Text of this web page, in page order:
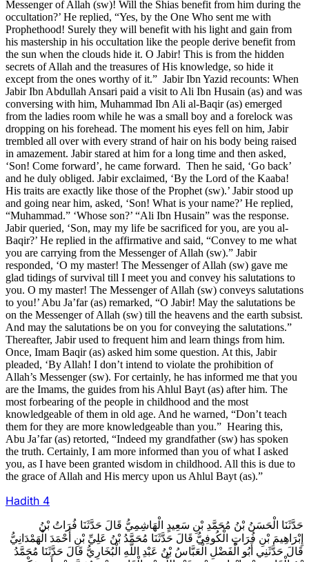
Messenger of Allah (sw)! Will the Shias benefit from him during the
occultation?’ He replied, “Yes, by the One Who sent me with
Prophethood! Surely they will benefit with his light and gain from
his mastership in his occultation like the people derive benefit from
the sun when the clouds hide it. O Jabir! This is from the hidden
secrets of Allah and the treasures of His knowledge, so hide it
except from the ones worthy of it.” Jabir Ibn Yazid recounts: When
Jabir Ibn Abdullah Ansari paid a visit to Ali Ibn Husain (as) and was
conversing with him, Muhammad Ibn Ali al-Baqir (as) emerged
from the ladies room while he was a small boy and a forelock was
dropping on his forehead. The moment his eyes fell on him, Jabir
trembled all over with every strand of hair on his body being raised
in amazement. Jabir stared at him for a long time and then asked,
‘Son! Come forward’, he came forward. Then he said, ‘Go back’
and he duly obliged. Jabir exclaimed, ‘By the Lord of the Kaaba!
His traits are exactly like those of the Prophet (sw).’ Jabir stood up
and going near him, asked, ‘Son! What is your name?’ He replied,
“Muhammad.” ‘Whose son?’ “Ali Ibn Husain” was the response.
Jabir queried, ‘Son, may my life be sacrificed for you, are you al-
Baqir?’ He replied in the affirmative and said, “Convey to me what
you are carrying from the Messenger of Allah (sw).” Jabir
responded, ‘O my master! The Messenger of Allah (sw) gave me
glad tidings of survival till I meet you and convey his salutations to
you. O my master! The Messenger of Allah (sw) conveys salutations
to you!’ Abu Ja’far (as) remarked, “O Jabir! May the salutations be
on the Messenger of Allah (sw) till the heavens and the earth subsist.
And may the salutations be on you for conveying the salutations.”
Thereafter, Jabir used to frequent him and learn things from him.
Once, Imam Baqir (as) asked him some question. At this, Jabir
pleaded, ‘By Allah! I don’t intend to violate the prohibition of
Allah’s Messenger (sw). For certainly, he has informed me that you
are the Imams, the guides from his Ahlul Bayt (as) after him. The
most forbearing of the people in childhood and the most
knowledgeable of them in old age. And he warned, “Don’t teach
them for they are more knowledgeable than you.” Hearing this,
Abu Ja’far (as) retorted, “Indeed my grandfather (sw) has spoken
the truth. Certainly, I am more informed than you of what I asked
you, as I have been granted wisdom in childhood. All this is due to
the grace of Allah and His mercy upon us Ahlul Bayt (as).”
Hadith 4
حَدَّثَنَا الْحَسَنُ بْنُ مُحَمَّدِ بْنِ سَعِيدٍ الْهَاشِمِيُّ قَالَ حَدَّثَنَا فُرَاتُ بْنُ
إِبْرَاهِيمَ بْنِ فُرَاتٍ الْكُوفِيُّ قَالَ حَدَّثَنَا مُحَمَّدُ بْنُ عَلِيِّ بْنِ أَحْمَدَ الْهَمْدَانِيُّ
قَالَ حَدَّثَنِي أَبُو الْفَضْلِ الْعَبَّاسُ بْنُ عَبْدِ اللَّهِ الْبُخَارِيُّ قَالَ حَدَّثَنَا مُحَمَّدُ